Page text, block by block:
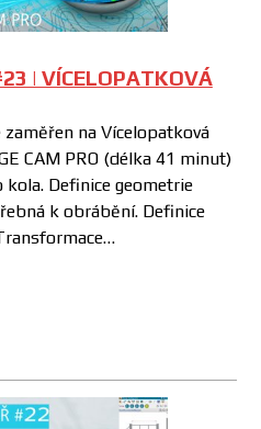
| VÍCELOPATKOVÁ
zaměřen na Vícelopatková
CAM PRO (délka 41 minut)
Definice geometrie
k obrábění. Definice